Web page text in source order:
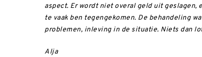
aspect. Er wordt niet overal geld uit geslagen,
te vaak ben tegengekomen. De behandeling
problemen, inleving in de situatie. Niets dan
Alja